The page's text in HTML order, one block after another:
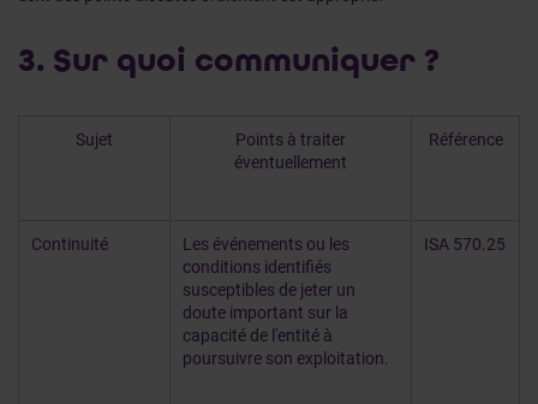
3. Sur quoi communiquer ?
Sujet
Points à traiter
éventuellement
Référence
Continuité
Les événements ou les
conditions identifiés
susceptibles de jeter un
doute important sur la
capacité de l'entité à
poursuivre son exploitation.
ISA 570.25